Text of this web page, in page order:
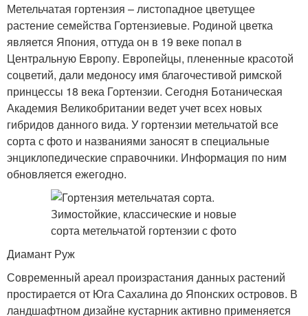
Метельчатая гортензия – листопадное цветущее
растение семейства Гортензиевые. Родиной цветка
является Япония, оттуда он в 19 веке попал в
Центральную Европу. Европейцы, плененные красотой
соцветий, дали медоносу имя благочестивой римской
принцессы 18 века Гортензии. Сегодня Ботаническая
Академия Великобритании ведет учет всех новых
гибридов данного вида. У гортензии метельчатой все
сорта с фото и названиями заносят в специальные
энциклопедические справочники. Информация по ним
обновляется ежегодно.
Диамант Руж
Современный ареал произрастания данных растений
простирается от Юга Сахалина до Японских островов. В
ландшафтном дизайне кустарник активно применяется